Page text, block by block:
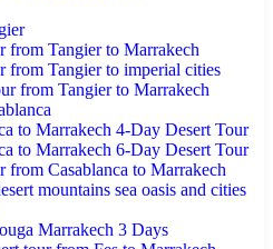
from Tangier to Marrakech
from Tangier to imperial cities
from Tangier to Marrakech
to Marrakech 4-Day Desert Tour
to Marrakech 6-Day Desert Tour
from Casablanca to Marrakech
mountains sea oasis and cities
Marrakech 3 Days